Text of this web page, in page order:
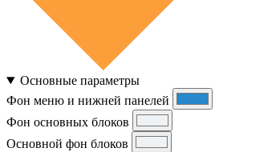
Основные параметры
Фон меню и нижней панелей
Фон основных блоков
Основной фон блоков